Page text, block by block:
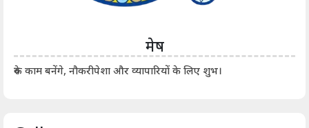
मेष
रुके काम बनेंगे, नौकरीपेशा और व्यापारियों के लिए शुभ।